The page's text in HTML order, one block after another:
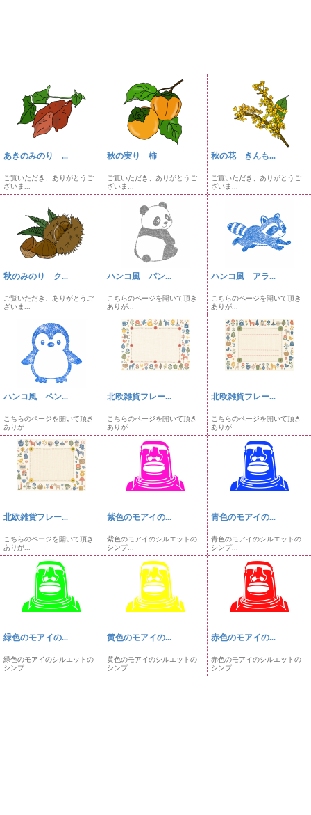
あきのみのり ...
ご覧いただき、ありがとうご
ざいま...
秋の実り 柿
ご覧いただき、ありがとうご
ざいま...
秋の花 きんも...
ご覧いただき、ありがとうご
ざいま...
秋のみのり ク...
ご覧いただき、ありがとうご
ざいま...
ハンコ風 パン...
こちらのページを開いて頂き
ありが...
ハンコ風 アラ...
こちらのページを開いて頂き
ありが...
ハンコ風 ペン...
こちらのページを開いて頂き
ありが...
北欧雑貨フレー...
こちらのページを開いて頂き
ありが...
北欧雑貨フレー...
こちらのページを開いて頂き
ありが...
北欧雑貨フレー...
こちらのページを開いて頂き
ありが...
紫色のモアイの...
紫色のモアイのシルエットの
シンプ...
青色のモアイの...
青色のモアイのシルエットの
シンプ...
緑色のモアイの...
緑色のモアイのシルエットの
シンプ...
黄色のモアイの...
黄色のモアイのシルエットの
シンプ...
赤色のモアイの...
赤色のモアイのシルエットの
シンプ...